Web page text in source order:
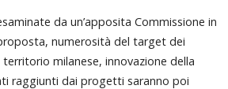
da un’apposita Commissione in
numerosità del target dei
milanese, innovazione della
raggiunti dai progetti saranno poi